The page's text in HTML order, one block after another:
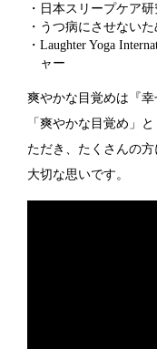
日本スリープケア
うつ病にさせない
Laughter Yoga
ャー
爽やかな目覚めは『幸
「爽やかな目覚め」
ただき、たくさんの
大切な思いです。